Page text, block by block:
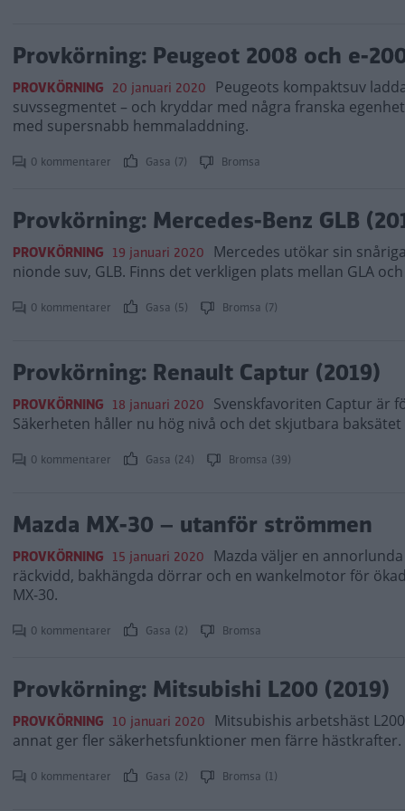
Provkörning: Peugeot 2008 och e-
PROVKÖRNING 20 januari 2020 Peugeots kompaktsuv
suvssegmentet – och kryddar med några franska
med supersnabb hemmaladdning.
0 kommentarer Gasa (7) Bromsa
Provkörning: Mercedes-Benz GLB
PROVKÖRNING 19 januari 2020 Mercedes utökar sin
nionde suv, GLB. Finns det verkligen plats mellan GLA och
0 kommentarer Gasa (5) Bromsa (7)
Provkörning: Renault Captur (2019)
PROVKÖRNING 18 januari 2020 Svenskfavoriten Captur är
Säkerheten håller nu hög nivå och det skjutbara
0 kommentarer Gasa (24) Bromsa (39)
Mazda MX-30 – utanför strömmen
PROVKÖRNING 15 januari 2020 Mazda väljer en
räckvidd, bakhängda dörrar och en wankelmotor för
MX-30.
0 kommentarer Gasa (2) Bromsa
Provkörning: Mitsubishi L200 (2019)
PROVKÖRNING 10 januari 2020 Mitsubishis arbetshäst
annat ger fler säkerhetsfunktioner men färre
0 kommentarer Gasa (2) Bromsa (1)